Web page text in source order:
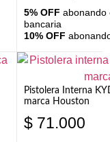
5% OFF abonando
bancaria
10% OFF
Pistolera Interna
marca Houston
$ 71.000